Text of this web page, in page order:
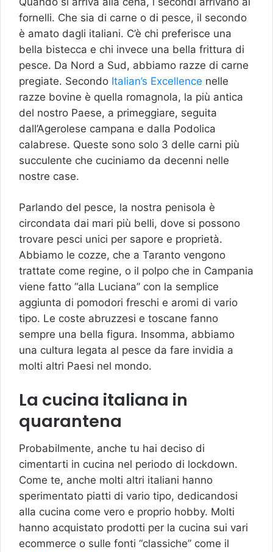
fornelli. Che sia di carne o di pesce, il secondo
è amato dagli italiani. C’è chi preferisce una
bella bistecca e chi invece una bella frittura di
pesce. Da Nord a Sud, abbiamo razze di carne
pregiate. Secondo Italian’s Excellence nelle
razze bovine è quella romagnola, la più antica
del nostro Paese, a primeggiare, seguita
dall’Agerolese campana e dalla Podolica
calabrese. Queste sono solo 3 delle carni più
succulente che cuciniamo da decenni nelle
nostre case.
Parlando del pesce, la nostra penisola è
circondata dai mari più belli, dove si possono
trovare pesci unici per sapore e proprietà.
Abbiamo le cozze, che a Taranto vengono
trattate come regine, o il polpo che in Campania
viene fatto “alla Luciana” con la semplice
aggiunta di pomodori freschi e aromi di vario
tipo. Le coste abruzzesi e toscane fanno
sempre una bella figura. Insomma, abbiamo
una cultura legata al pesce da fare invidia a
molti altri Paesi nel mondo.
La cucina italiana in
quarantena
Probabilmente, anche tu hai deciso di
cimentarti in cucina nel periodo di lockdown.
Come te, anche molti altri italiani hanno
sperimentato piatti di vario tipo, dedicandosi
alla cucina come vero e proprio hobby. Molti
hanno acquistato prodotti per la cucina sui vari
ecommerce o sulle fonti “classiche” come il